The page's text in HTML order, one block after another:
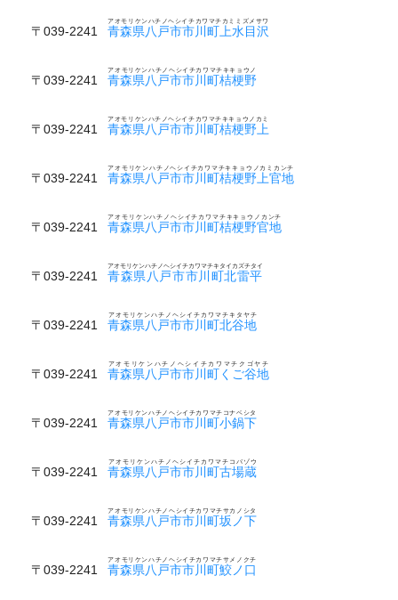
〒039-2241 青森県八戸市市川町上水目沢
アオモリケンハチノヘシイチカワマチカミミズメサワ
〒039-2241 青森県八戸市市川町桔梗野
アオモリケンハチノヘシイチカワマチキキョウノ
〒039-2241 青森県八戸市市川町桔梗野上
アオモリケンハチノヘシイチカワマチキキョウノカミ
〒039-2241 青森県八戸市市川町桔梗野上官地
アオモリケンハチノヘシイチカワマチキキョウノカミカンチ
〒039-2241 青森県八戸市市川町桔梗野官地
アオモリケンハチノヘシイチカワマチキキョウノカンチ
〒039-2241 青森県八戸市市川町北雷平
アオモリケンハチノヘシイチカワマチキタイカズチタイ
〒039-2241 青森県八戸市市川町北谷地
アオモリケンハチノヘシイチカワマチキタヤチ
〒039-2241 青森県八戸市市川町くご谷地
アオモリケンハチノヘシイチカワマチクゴヤチ
〒039-2241 青森県八戸市市川町小鍋下
アオモリケンハチノヘシイチカワマチコナベシタ
〒039-2241 青森県八戸市市川町古場蔵
アオモリケンハチノヘシイチカワマチコバゾウ
〒039-2241 青森県八戸市市川町坂ノ下
アオモリケンハチノヘシイチカワマチサカノシタ
〒039-2241 青森県八戸市市川町鮫ノ口
アオモリケンハチノヘシイチカワマチサメノクチ